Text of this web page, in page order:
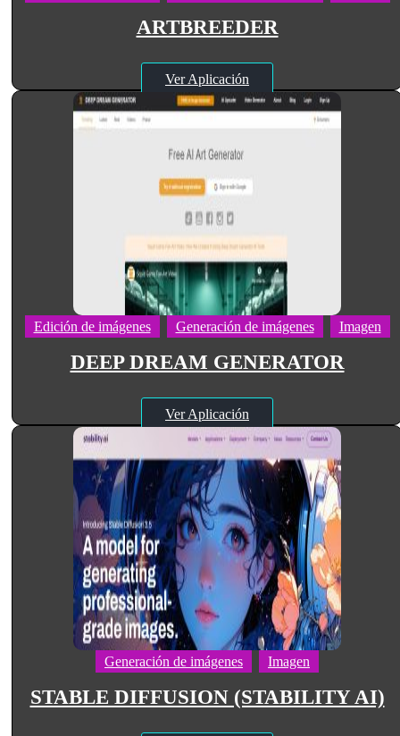
ARTBREEDER
Ver Aplicación
Edición de imágenes Generación de imágenes Imagen
DEEP DREAM GENERATOR
Ver Aplicación
Generación de imágenes Imagen
STABLE DIFFUSION (STABILITY AI)